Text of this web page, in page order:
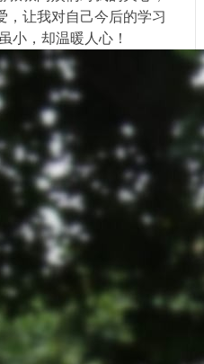
，让我对自己今后的学习
小，却温暖人心！